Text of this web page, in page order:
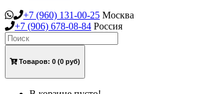
+7 (960) 131-00-25 Москва
+7 (906) 678-08-84 Россия
Товаров: 0 (0 руб)